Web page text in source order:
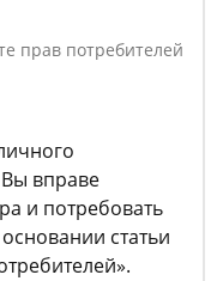
прав потребителей
вправе
и потребовать
статьи